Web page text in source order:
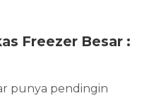
Freezer Besar :
punya pendingin